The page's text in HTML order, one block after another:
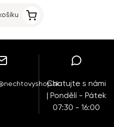
Chatujte s námi
| Pondělí - Pátek
07:30 - 16:00